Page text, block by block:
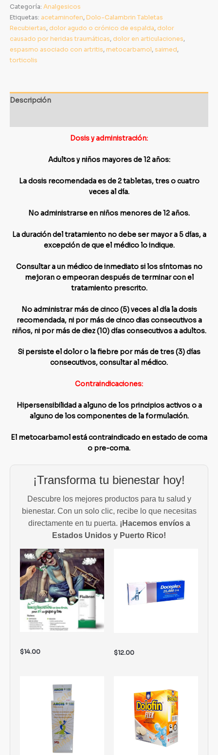
Categoría: Analgesicos
Etiquetas: acetaminofen, Dolo-Calambrin Tabletas
Recubiertas, dolor agudo o crónico de espalda, dolor
causado por heridas traumáticas, dolor en articulaciones,
espasmo asociado con artritis, metocarbamol, saimed,
torticolis
Descripción
Dosis y administración:
Adultos y niños mayores de 12 años:
La dosis recomendada es de 2 tabletas, tres o cuatro
veces al día.
No administrarse en niños menores de 12 años.
La duración del tratamiento no debe ser mayor a 5 días, a
excepción de que el médico lo indique.
Consultar a un médico de inmediato si los síntomas no
mejoran o empeoran después de terminar con el
tratamiento prescrito.
No administrar más de cinco (5) veces al día la dosis
recomendada, ni por más de cinco dias consecutivos a
niños, ni por más de diez (10) días consecutivos a adultos.
Si persiste el dolor o la fiebre por más de tres (3) días
consecutivos, consultar al médico.
Contraindicaciones:
Hipersensibilidad a alguno de los principios activos o a
alguno de los componentes de la formulación.
El metocarbamol está contraindicado en estado de coma
o pre-coma.
¡Transforma tu bienestar hoy!
Descubre los mejores productos para tu salud y
bienestar. Con un solo clic, recibe lo que necesitas
directamente en tu puerta. ¡Hacemos envíos a
Estados Unidos y Puerto Rico!
$14.00 $12.00